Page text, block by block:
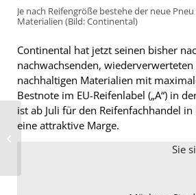
Je nach Reifengröße bestehe der neue
Materialien (Bild: Continental)
Continental hat jetzt seinen bisher
nachwachsenden,
nachhaltigen Materialien mit
Bestnote im EU-Reifenlabel („A“) in
ist ab Juli für den Reifenfachhandel
eine attraktive Marge.
Sie
Arne Joswig ist neuer